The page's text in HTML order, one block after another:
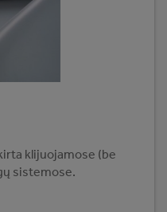
klijuojamose (be
sistemose.